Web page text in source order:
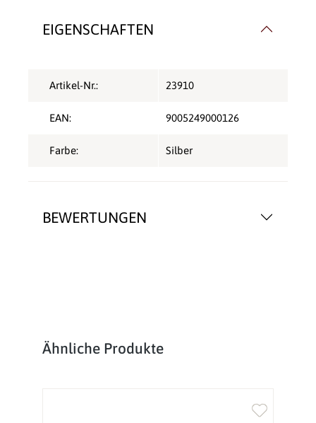
BEWERTUNGEN
EIGENSCHAFTEN
Artikel-Nr.: 23910
EAN: 9005249000126
Farbe: Silber
Produktgalerie überspringen
Ähnliche Produkte